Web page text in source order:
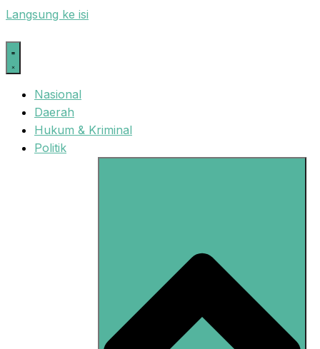
Langsung ke isi
Nasional
Daerah
Hukum & Kriminal
Politik